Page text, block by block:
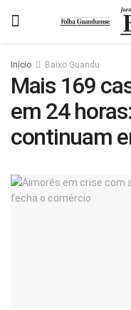
Início Baixo Guandu
Mais 169
em 24
continuam